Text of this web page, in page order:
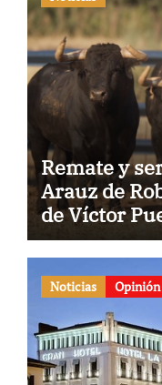
Remate y
Arauz de
de Víctor
el gran
Navalón
Noticias Opinión